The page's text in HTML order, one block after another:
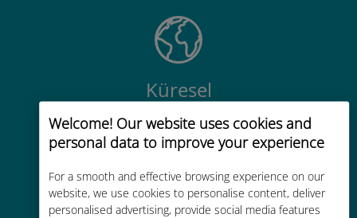
Welcome! Our website uses cookies and
personal data to improve your experience
For a smooth and effective browsing experience on our
website, we use cookies to personalise content, deliver
personalised advertising, provide social media features
Küresel
200'den fazla destinasyonda dünya
çapında yüksek kaliteli hücresel
bağlantı